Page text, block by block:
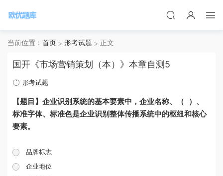
当前位置： 首页 形考试题 正文
国开《市场营销策划（本）》本章自测5
形考试题
【题目】 企业识别系统的基本要素中，企业名称、（ ）、
标准字体、标准色是企业识别整体传播系统中的枢纽和核心
要素。
品牌标志
企业地位